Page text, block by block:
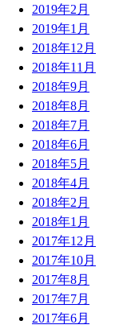
2019年2月
2019年1月
2018年12月
2018年11月
2018年9月
2018年8月
2018年7月
2018年6月
2018年5月
2018年4月
2018年2月
2018年1月
2017年12月
2017年10月
2017年8月
2017年7月
2017年6月